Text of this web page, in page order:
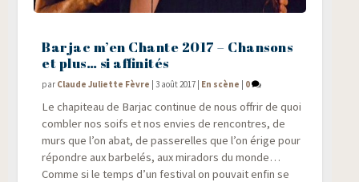
Barjac m’en Chante 2017 – Chansons
et plus… si affinités
par Claude Juliette Fèvre |3 août 2017 | En scène | 0
Le cha­pi­teau de Bar­jac conti­nue de nous offrir de quoi
com­bler nos soifs et nos envies de ren­contres, de
murs que l’on abat, de pas­se­relles que l’on érige pour
répondre aux bar­be­lés, aux mira­dors du monde…
Comme si le temps d’un fes­ti­val on pou­vait enfin se